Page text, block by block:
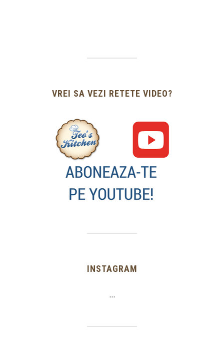
VREI SA VEZI RETETE VIDEO?
INSTAGRAM
…